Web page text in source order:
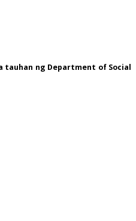
tauhan ng Department of Social